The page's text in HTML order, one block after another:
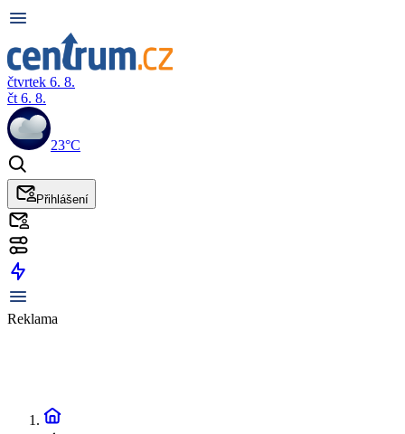
čtvrtek 6. 8.
čt 6. 8.
23°C
Přihlášení
Reklama